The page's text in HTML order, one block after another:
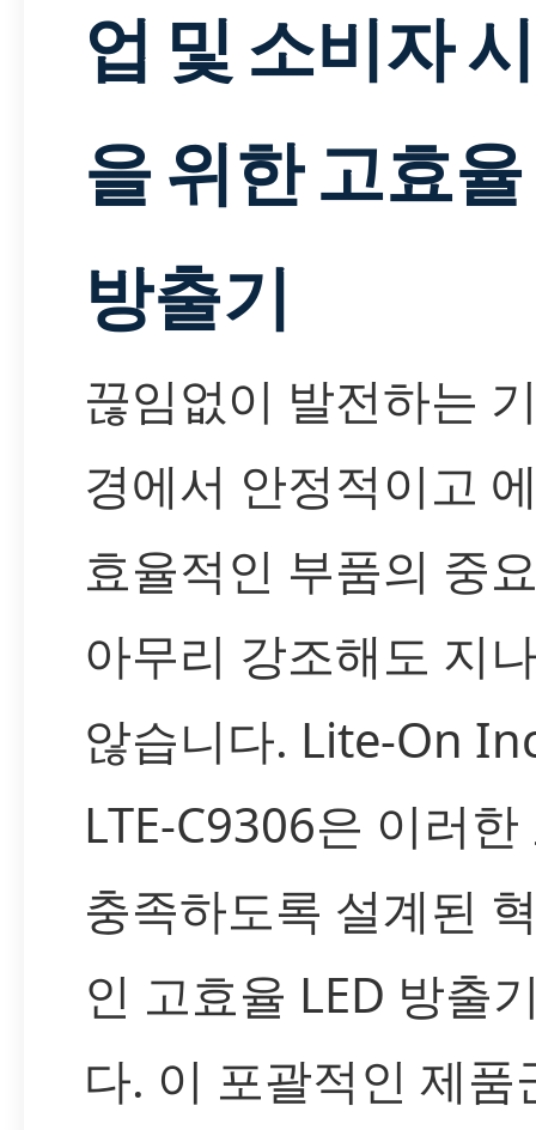
업 및 소비자
을 위한 고효
방출기
끊임없이 발전하는
경에서 안정적이고
효율적인 부품의 중
아무리 강조해도 지
않습니다. Lite-On
LTE-C9306은 이러
충족하도록 설계된
인 고효율 LED 방출
다. 이 포괄적인 제품